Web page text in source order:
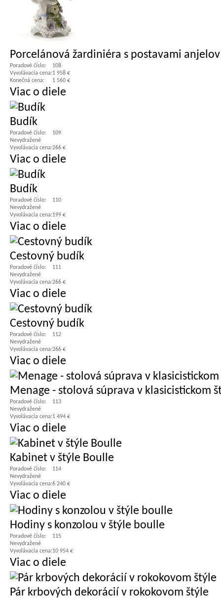
Porcelánová žardiniéra s postavami anjelov
Poradové číslo:
108
Vyvolávacia cena:1 958 €
Konečná cena:
1 560 €
Viac o diele
Budík
Poradové číslo:
109
Nevydražené
Vyvolávacia cena:266 €
Viac o diele
Budík
Poradové číslo:
110
Nevydražené
Vyvolávacia cena:199 €
Viac o diele
Cestovný budík
Poradové číslo:
111
Nevydražené
Vyvolávacia cena:266 €
Viac o diele
Cestovný budík
Poradové číslo:
112
Nevydražené
Vyvolávacia cena:266 €
Viac o diele
Menage - stolová súprava v klasicistickom
Poradové číslo:
113
Nevydražené
Vyvolávacia cena:1 494 €
Viac o diele
Kabinet v štýle Boulle
Poradové číslo:
114
Nevydražené
Vyvolávacia cena:6 240 €
Viac o diele
Hodiny s konzolou v štýle boulle
Poradové číslo:
115
Nevydražené
Vyvolávacia cena:10 954 €
Viac o diele
Pár krbových dekorácií v rokokovom štýle